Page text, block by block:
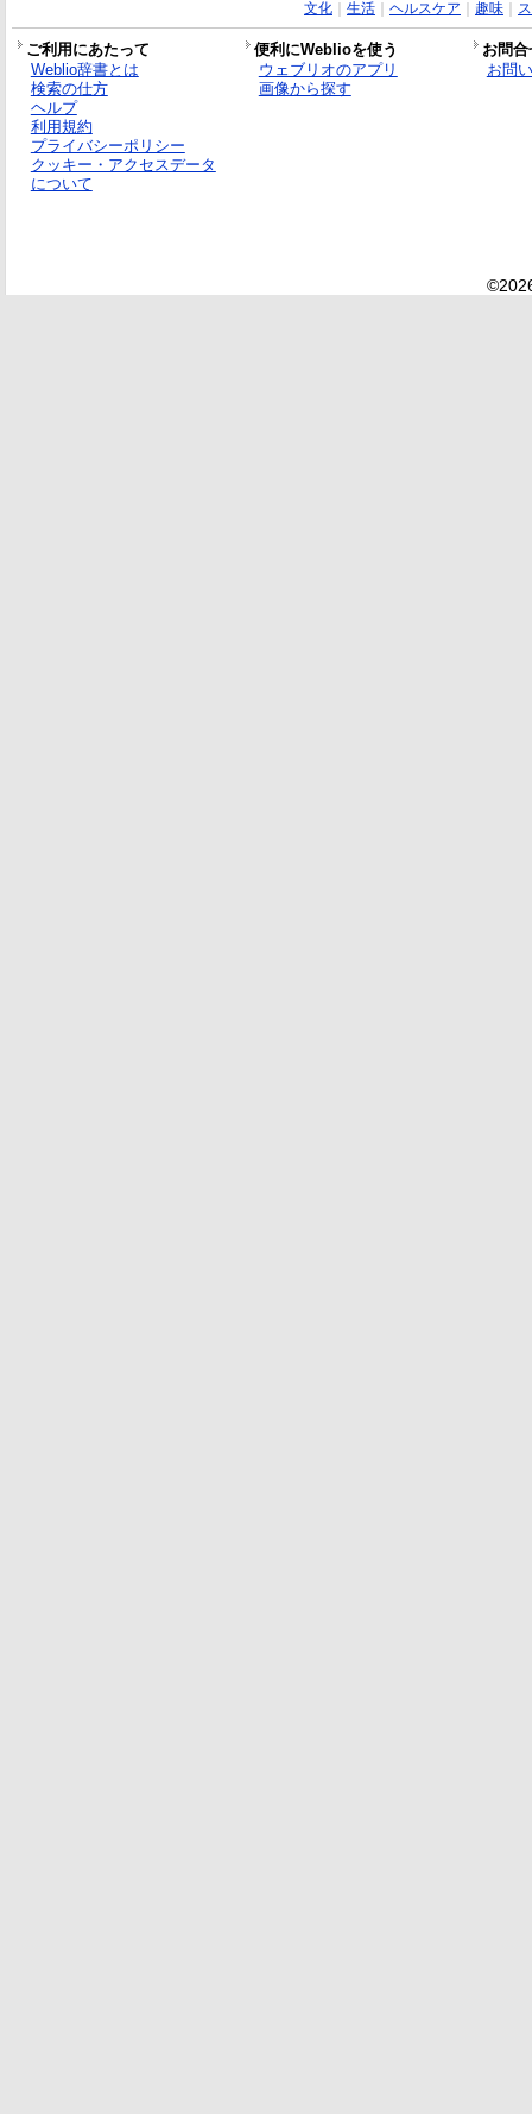
文化｜ 生活｜ ヘルスケア 趣味｜
ご利用にあたって 便利にWeblioを使う
お問
Weblio辞書とは
検索の仕方
ヘルプ
利用規約
プライバシーポリシー
クッキー・アクセスデータ
について
ウェブリオのアプリ
画像から探す
お問